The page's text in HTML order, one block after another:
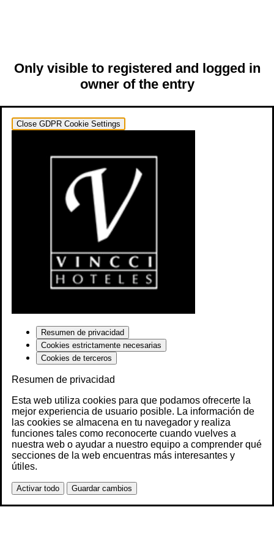
Only visible to registered and logged in
owner of the entry
Close GDPR Cookie Settings
Resumen de privacidad
Cookies estrictamente necesarias
Cookies de terceros
Resumen de privacidad
Esta web utiliza cookies para que podamos ofrecerte la
mejor experiencia de usuario posible. La información de
las cookies se almacena en tu navegador y realiza
funciones tales como reconocerte cuando vuelves a
nuestra web o ayudar a nuestro equipo a comprender qué
secciones de la web encuentras más interesantes y
útiles.
Activar todo Guardar cambios